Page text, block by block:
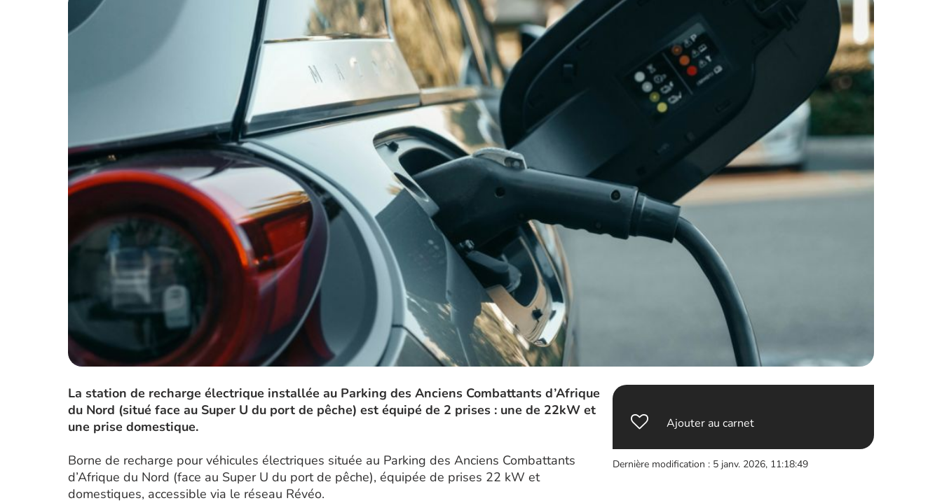
La station de recharge électrique installée au Parking des Anciens Combattants d’Afrique
du Nord (situé face au Super U du port de pêche) est équipé de 2 prises : une de 22kW et
une prise domestique.
Borne de recharge pour véhicules électriques située au Parking des Anciens Combattants
d’Afrique du Nord (face au Super U du port de pêche), équipée de prises 22 kW et
domestiques, accessible via le réseau Révéo.
Ajouter au carnet
Dernière modification : 5 janv. 2026, 11:18:49